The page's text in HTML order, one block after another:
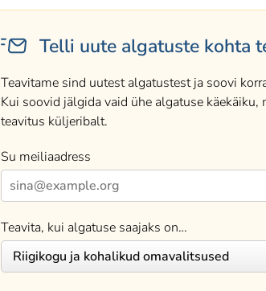
Telli uute algatuste kohta
Teavitame sind uutest algatustest ja soovi
Kui soovid jälgida vaid ühe algatuse
teavitus küljeribalt.
Su meiliaadress
Teavita, kui algatuse saajaks on…